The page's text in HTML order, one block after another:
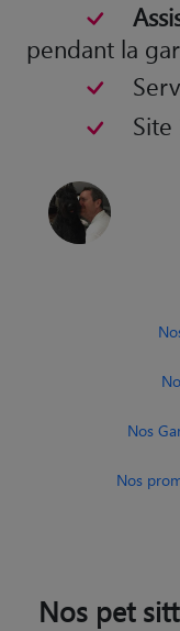
pendant la
Site
Nos
Nos
Nos pet